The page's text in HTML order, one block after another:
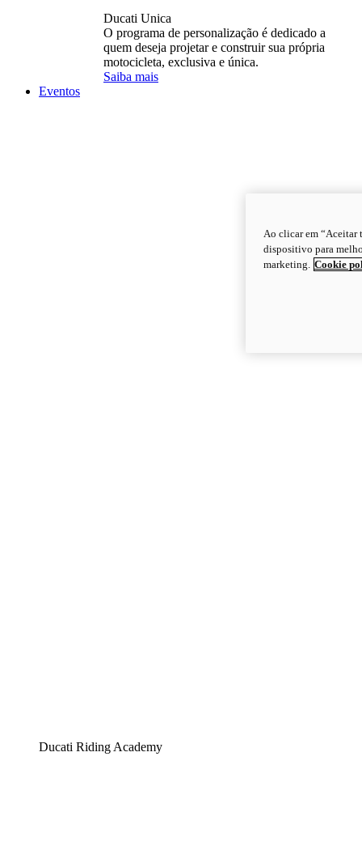
Ducati Unica
O programa de personalização é dedicado a
quem deseja projetar e construir sua própria
motocicleta, exclusiva e única.
Saiba mais
Eventos
Ducati Riding Academy
Ao clicar em “Aceitar
dispositivo para
marketing. Cookie